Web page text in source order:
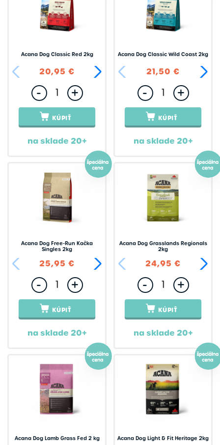
Farmina Ecopet
Farmina N&D
Furminator
Grand
Groomers
HenArt
Hurtta
Ibero Natural
Inca Collagen
JWpet
Josera
KID Dog
Kiwi Walker
Kong
Konopnica
Kurgo
Kw
Let"s
Lolo Pets
Acana Dog Classic Red 2kg
20,95 € 64,95 €
- +
KÚPIŤ
na sklade 20+
Acana Dog Classic Wild Coast 2kg
21,50 €
- +
KÚPIŤ
na sklade 20+
Acana Dog Free-Run Kačka
Singles 2kg
25,95 € 60,95 €
- +
KÚPIŤ
na sklade 20+
Acana Dog Grasslands Regionals
2kg
24,95 €
- +
KÚPIŤ
na sklade 20+
Acana Dog Lamb Grass Fed 2 kg Acana Dog Light & Fit Heritage 2kg